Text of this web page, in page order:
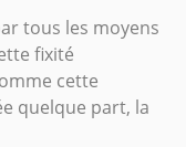
tous les moyens
fixité
cette
quelque part, la